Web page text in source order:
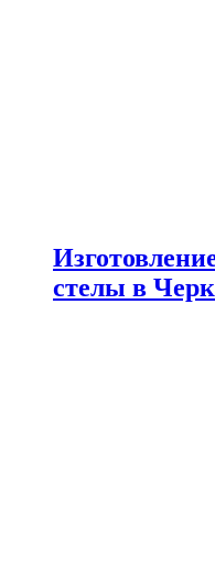
стелы в